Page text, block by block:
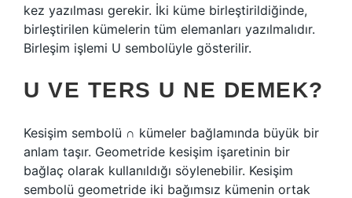
kez yazılması gerekir. İki küme birleştirildiğinde,
birleştirilen kümelerin tüm elemanları yazılmalıdır.
Birleşim işlemi U sembolüyle gösterilir.
U VE TERS U NE DEMEK?
Kesişim sembolü ∩ kümeler bağlamında büyük bir
anlam taşır. Geometride kesişim işaretinin bir
bağlaç olarak kullanıldığı söylenebilir. Kesişim
sembolü geometride iki bağımsız kümenin ortak